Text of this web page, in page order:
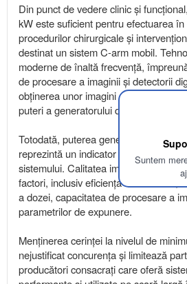
Suntem
Din punct de vedere clinic și
kW este suficient pentru efectuarea
procedurilor chirurgicale și
destinat un sistem C-arm mobil.
moderne de înaltă frecvență,
de procesare a imaginii și detectorii
obținerea unor imagini de înaltă
puteri a generatorului de 25 kW.
Totodată, puterea generatorului, luată
reprezintă un indicator direct al
sistemului. Calitatea imaginii depinde
factori, inclusiv eficiența detectorului,
a dozei, capacitatea de procesare a
parametrilor de expunere.
Menținerea cerinței la nivelul de
nejustificat concurența și limitează
producători consacrați care oferă